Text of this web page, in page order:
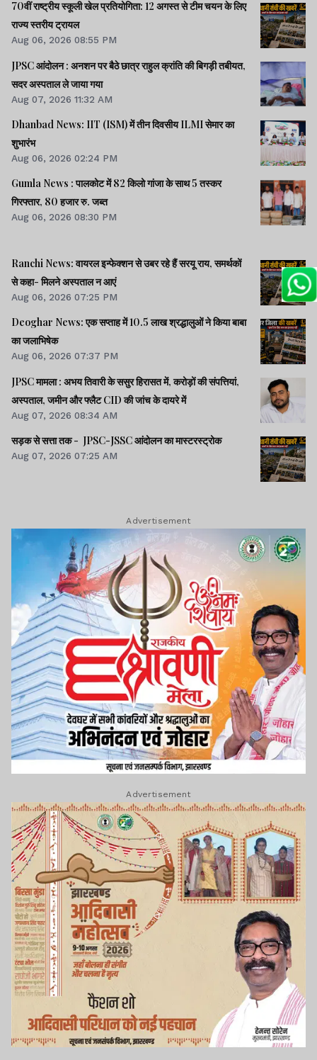
70वीं राष्ट्रीय स्कूली खेल प्रतियोगिता: 12 अगस्त से टीम चयन के लिए
राज्य स्तरीय ट्रायल
Aug 06, 2026 08:55 PM
JPSC आंदोलन : अनशन पर बैठे छात्र राहुल क्रांति की बिगड़ी तबीयत,
सदर अस्पताल ले जाया गया
Aug 07, 2026 11:32 AM
Dhanbad News: IIT (ISM) में तीन दिवसीय ILMI सेमार का
शुभारंभ
Aug 06, 2026 02:24 PM
Gumla News : पालकोट में 82 किलो गांजा के साथ 5 तस्कर
गिरफ्तार, 80 हजार रु. जब्त
Aug 06, 2026 08:30 PM
Ranchi News: वायरल इन्फेक्शन से उबर रहे हैं सरयू राय, समर्थकों
से कहा- मिलने अस्पताल न आएं
Aug 06, 2026 07:25 PM
Deoghar News: एक सप्ताह में 10.5 लाख श्रद्धालुओं ने किया बाबा
का जलाभिषेक
Aug 06, 2026 07:37 PM
JPSC मामला : अभय तिवारी के ससुर हिरासत में, करोड़ों की संपत्तियां,
अस्पताल, जमीन और फ्लैट CID की जांच के दायरे में
Aug 07, 2026 08:34 AM
सड़क से सत्ता तक - JPSC-JSSC आंदोलन का मास्टरस्ट्रोक
Aug 07, 2026 07:25 AM
Advertisement
Advertisement